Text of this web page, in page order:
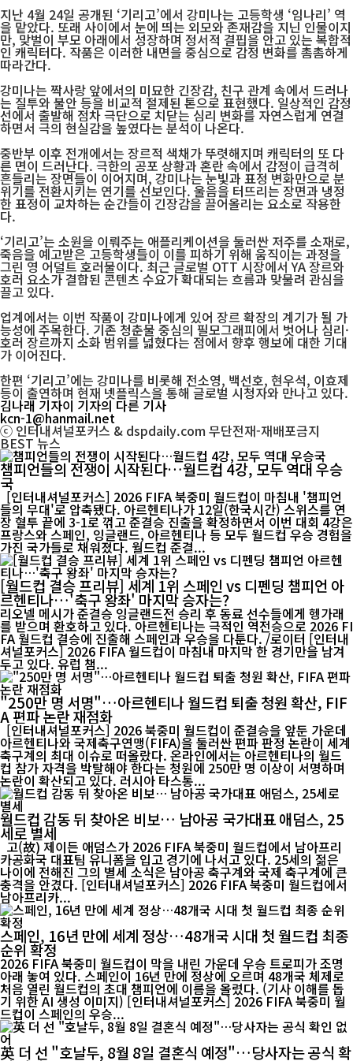
지난 4월 24일 공개된 ‘기리고’에서 강미나는 고등학생 ‘임나리’ 역
을 맡았다. 또래 사이에서 눈에 띄는 외모와 존재감을 지닌 인물이지
만, 맞벌이 부모 아래에서 성장하며 정서적 결핍을 안고 있는 복합적
인 캐릭터다. 작품은 이러한 내면을 중심으로 감정 변화를 촘촘하게
따라간다.
강미나는 짝사랑 앞에서의 미묘한 긴장감, 친구 관계 속에서 드러나
는 질투와 불안 등을 비교적 절제된 톤으로 표현했다. 일상적인 감정
선에서 출발해 점차 극단으로 치닫는 심리 변화를 자연스럽게 연결
하면서 극의 현실감을 높였다는 분석이 나온다.
중반부 이후 전개에서는 장르적 색채가 뚜렷해지며 캐릭터의 또 다
른 면이 드러난다. 극한의 공포 상황과 혼란 속에서 감정이 급격히
흔들리는 장면들이 이어지며, 강미나는 눈빛과 표정 변화만으로 분
위기를 전환시키는 연기를 선보인다. 울음을 터뜨리는 장면과 냉정
한 표정이 교차하는 순간들이 긴장감을 끌어올리는 요소로 작용한
다.
‘기리고’는 소원을 이뤄주는 애플리케이션을 둘러싼 저주를 소재로,
죽음을 예고받은 고등학생들이 이를 피하기 위해 움직이는 과정을
그린 영 어덜트 호러물이다. 최근 글로벌 OTT 시장에서 YA 장르와
호러 요소가 결합된 콘텐츠 수요가 확대되는 흐름과 맞물려 관심을
끌고 있다.
업계에서는 이번 작품이 강미나에게 있어 장르 확장의 계기가 될 가
능성에 주목한다. 기존 청춘물 중심의 필모그래피에서 벗어나 심리·
호러 장르까지 소화 범위를 넓혔다는 점에서 향후 행보에 대한 기대
가 이어진다.
한편 ‘기리고’에는 강미나를 비롯해 전소영, 백선호, 현우석, 이효제
등이 출연하며 현재 넷플릭스을 통해 글로벌 시청자와 만나고 있다.
김나래 기자이 기자의 다른 기사
kcn-1@hanmail.net
ⓒ 인터내셔널포커스 & dspdaily.com 무단전재-재배포금지
BEST뉴스
챔피언들의 전쟁이 시작된다…월드컵 4강, 모두 역대 우승
국
[인터내셔널포커스] 2026 FIFA 북중미 월드컵이 마침내 '챔피언
들의 무대'로 압축됐다. 아르헨티나가 12일(한국시간) 스위스를 연
장 혈투 끝에 3-1로 꺾고 준결승 진출을 확정하면서 이번 대회 4강은
프랑스와 스페인, 잉글랜드, 아르헨티나 등 모두 월드컵 우승 경험을
가진 국가들로 채워졌다. 월드컵 준결...
[월드컵 결승 프리뷰] 세계 1위 스페인 vs 디펜딩 챔피언 아
르헨티나…'축구 왕좌' 마지막 승자는?
리오넬 메시가 준결승 잉글랜드전 승리 후 동료 선수들에게 헹가래
를 받으며 환호하고 있다. 아르헨티나는 극적인 역전승으로 2026 FI
FA 월드컵 결승에 진출해 스페인과 우승을 다툰다. /로이터 [인터내
셔널포커스] 2026 FIFA 월드컵이 마침내 마지막 한 경기만을 남겨
두고 있다. 유럽 챔...
"250만 명 서명"…아르헨티나 월드컵 퇴출 청원 확산, FIF
A 편파 논란 재점화
[인터내셔널포커스] 2026 북중미 월드컵이 준결승을 앞둔 가운데
아르헨티나와 국제축구연맹(FIFA)을 둘러싼 편파 판정 논란이 세계
축구계의 최대 이슈로 떠올랐다. 온라인에서는 아르헨티나의 월드
컵 참가 자격을 박탈해야 한다는 청원에 250만 명 이상이 서명하며
논란이 확산되고 있다. 러시아 타스통...
월드컵 감동 뒤 찾아온 비보… 남아공 국가대표 애덤스, 25
세로 별세
카공화국 대표팀 유니폼을 입고 경기에 나서고 있다. 25세의 젊은
나이에 전해진 그의 별세 소식은 남아공 축구계와 국제 축구계에 큰
충격을 안겼다. [인터내셔널포커스] 2026 FIFA 북중미 월드컵에서
남아프리카...
스페인, 16년 만에 세계 정상…48개국 시대 첫 월드컵 최종
순위 확정
2026 FIFA 북중미 월드컵이 막을 내린 가운데 우승 트로피가 조명
아래 놓여 있다. 스페인이 16년 만에 정상에 오르며 48개국 체제로
처음 열린 월드컵의 초대 챔피언에 이름을 올렸다. (기사 이해를 돕
기 위한 AI 생성 이미지) [인터내셔널포커스] 2026 FIFA 북중미 월
드컵이 스페인의 우승...
英 더 선 "호날두, 8월 8일 결혼식 예정"…당사자는 공식 확